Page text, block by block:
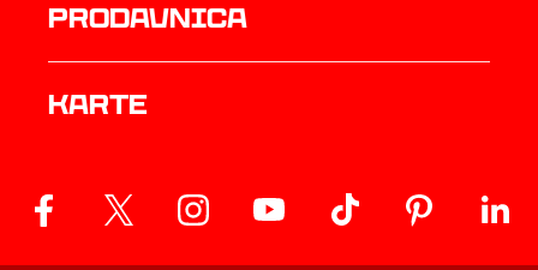
prodavnica
Karte